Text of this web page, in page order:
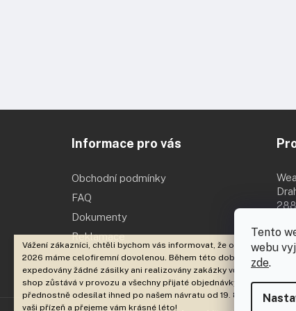
Tento
webu
zde.
Vážení zákazníci, chtěli bychom vás informovat, že od 3. 8. 2026 do
2026 máme celofiremní dovolenou. Během této doby nebudou
expedovány žádné zásilky ani realizovány zakázky včetně
shop zůstává v provozu a všechny přijaté objednávky začneme
přednostně odesílat ihned po našem návratu od 19. 8. 2026.
vaši přízeň a přejeme vám krásné léto!
Informace pro vás
Obchodní podmínky
FAQ
Dokumenty
Reklamace